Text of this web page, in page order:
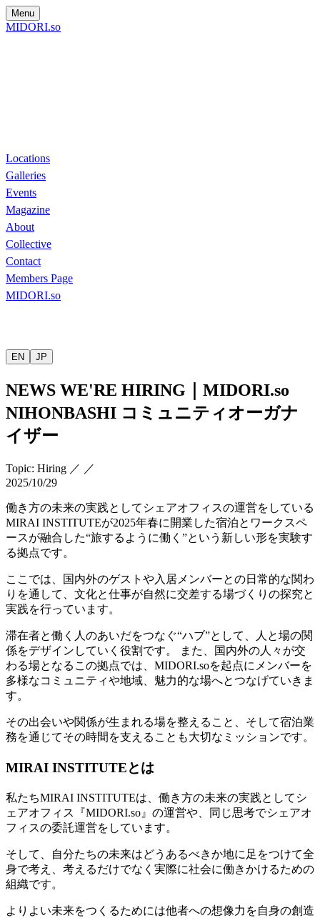
Menu
MIDORI.so
Locations
Galleries
Events
Magazine
About
Collective
Contact
Members Page
MIDORI.so
EN JP
NEWS WE'RE HIRING
MIDORI.so
NIHONBASHI コミュニティオーガナ
イザー
Topic: Hiring ／ ／
2025/10/29
働き方の未来の実践としてシェアオフィスの運営をしている
MIRAI INSTITUTEが2025年春に開業した宿泊とワークスペ
ースが融合した“旅するように働く ”という新しい形を実験す
る拠点です。
ここでは、国内外のゲストや入居メンバーとの日常的な関わ
りを通して、文化と仕事が自然に交差する場づくりの探究と
実践を行っています。
滞在者と働く人のあいだをつなぐ“ハブ”として、人と場の関
係をデザインしていく役割です。
また、国内外の人々が交
わる場となるこの拠点では、 MIDORI.soを起点にメンバーを
多様なコミュニティや地域、魅力的な場へとつなげていきま
す。
その出会いや関係が生まれる場を整えること、そして宿泊業
務を通じてその時間を支えることも大切なミッションです。
MIRAI INSTITUTEとは
私たちMIRAI INSTITUTEは、働き方の未来の実践としてシ
ェアオフィス『MIDORI.so 』の運営や、同じ思考でシェアオ
フィスの委託運営をしています。
そして、自分たちの未来はどうあるべきか地に足をつけて全
身で考え、考えるだけでなく実際に社会に働きかけるための
組織です。
よりよい未来をつくるためには他者への想像力を自身の創造